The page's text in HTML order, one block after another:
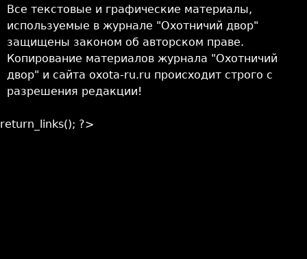
Все текстовые и графические материалы,
используемые в журнале "Охотничий двор"
защищены законом об авторском праве.
Копирование материалов журнала "Охотничий
двор" и сайта oxota-ru.ru происходит строго с
разрешения редакции!
return_links(); ?>